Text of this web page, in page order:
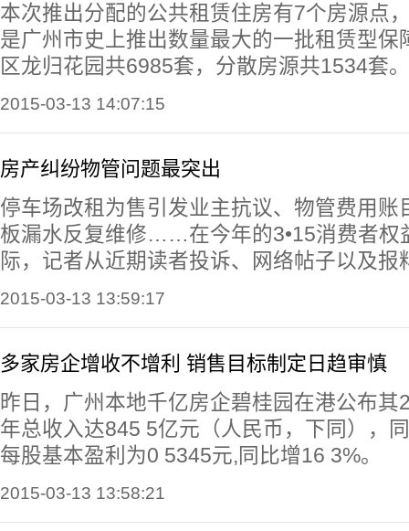
本次推出分配的公共租赁住房有7个房源点
是广州市史上推出数量最大的一批租赁型保
区龙归花园共6985套，分散房源共1534套。
2015-03-13 14:07:15
房产纠纷物管问题最突出
停车场改租为售引发业主抗议、物管费用账
板漏水反复维修……在今年的3•15消费者权
际，记者从近期读者投诉、网络帖子以及报
2015-03-13 13:59:17
多家房企增收不增利 销售目标制定日趋审慎
昨日，广州本地千亿房企碧桂园在港公布其
年总收入达845 5亿元（人民币，下同），
每股基本盈利为0 5345元,同比增16 3%。
2015-03-13 13:58:21